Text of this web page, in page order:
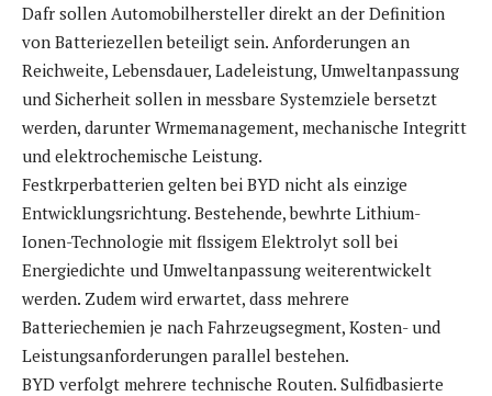
Dafr sollen Automobilhersteller direkt an der Definition
von Batteriezellen beteiligt sein. Anforderungen an
Reichweite, Lebensdauer, Ladeleistung, Umweltanpassung
und Sicherheit sollen in messbare Systemziele bersetzt
werden, darunter Wrmemanagement, mechanische Integritt
und elektrochemische Leistung.
Festkrperbatterien gelten bei BYD nicht als einzige
Entwicklungsrichtung. Bestehende, bewhrte Lithium-
Ionen-Technologie mit flssigem Elektrolyt soll bei
Energiedichte und Umweltanpassung weiterentwickelt
werden. Zudem wird erwartet, dass mehrere
Batteriechemien je nach Fahrzeugsegment, Kosten- und
Leistungsanforderungen parallel bestehen.
BYD verfolgt mehrere technische Routen. Sulfidbasierte